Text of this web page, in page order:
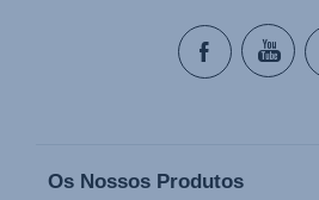
Os Nossos Produtos